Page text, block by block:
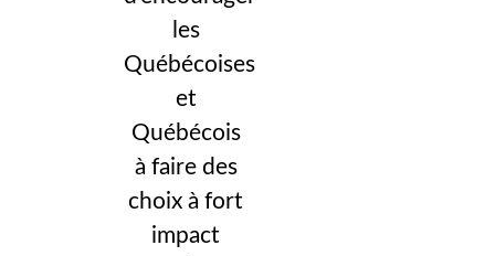
les
Québécoises
et
Québécois
à faire des
choix à fort
impact